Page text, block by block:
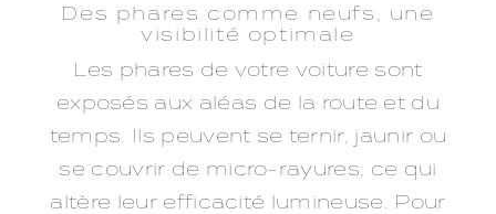
Des phares comme neufs, une
visibilité optimale
Les phares de votre voiture sont
exposés aux aléas de la route et du
temps. Ils peuvent se ternir, jaunir ou
se couvrir de micro-rayures, ce qui
altère leur efficacité lumineuse. Pour